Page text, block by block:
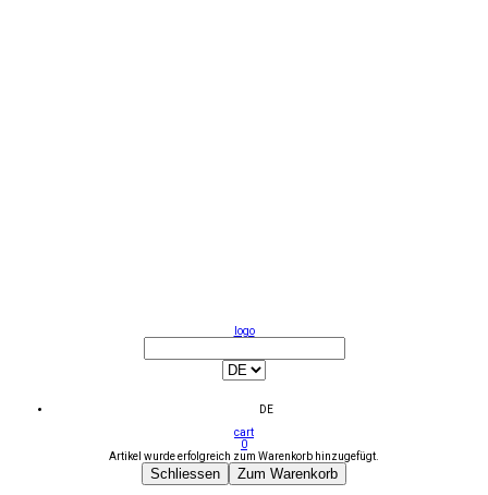
logo
DE
cart
0
Artikel wurde erfolgreich zum Warenkorb hinzugefügt.
Schliessen Zum Warenkorb